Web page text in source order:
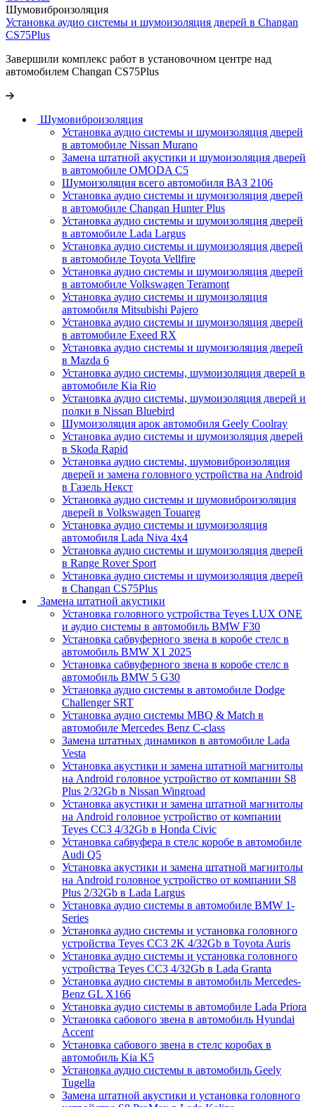
Шумовиброизоляция
Установка аудио системы и шумоизоляция дверей в Changan
CS75Plus
Завершили комплекс работ в установочном центре над
автомобилем Changan CS75Plus
Шумовиброизоляция
Установка аудио системы и шумоизоляция дверей
в автомобиле Nissan Murano
Замена штатной акустики и шумоизоляция дверей
в автомобиле OMODA C5
Шумоизоляция всего автомобиля ВАЗ 2106
Установка аудио системы и шумоизоляция дверей
в автомобиле Changan Hunter Plus
Установка аудио системы и шумоизоляция дверей
в автомобиле Lada Largus
Установка аудио системы и шумоизоляция дверей
в автомобиле Toyota Vellfire
Установка аудио системы и шумоизоляция дверей
в автомобиле Volkswagen Teramont
Установка аудио системы и шумоизоляция
автомобиля Mitsubishi Pajero
Установка аудио системы и шумоизоляция дверей
в автомобиле Exeed RX
Установка аудио системы и шумоизоляция дверей
в Mazda 6
Установка аудио системы, шумоизоляция дверей в
автомобиле Kia Rio
Установка аудио системы, шумоизоляция дверей и
полки в Nissan Bluebird
Шумоизоляция арок автомобиля Geely Coolray
Установка аудио системы и шумоизоляция дверей
в Skoda Rapid
Установка аудио системы, шумовиброизоляция
дверей и замена головного устройства на Android
в Газель Некст
Установка аудио системы и шумовиброизоляция
дверей в Volkswagen Touareg
Установка аудио системы и шумоизоляция
автомобиля Lada Niva 4x4
Установка аудио системы и шумоизоляция дверей
в Range Rover Sport
Установка аудио системы и шумоизоляция дверей
в Changan CS75Plus
Замена штатной акустики
Установка головного устройства Teyes LUX ONE
и аудио системы в автомобиль BMW F30
Установка сабвуферного звена в коробе стелс в
автомобиль BMW X1 2025
Установка сабвуферного звена в коробе стелс в
автомобиль BMW 5 G30
Установка аудио системы в автомобиле Dodge
Challenger SRT
Установка аудио системы MBQ & Match в
автомобиле Mercedes Benz C-class
Замена штатных динамиков в автомобиле Lada
Vesta
Установка акустики и замена штатной магнитолы
на Android головное устройство от компании S8
Plus 2/32Gb в Nissan Wingroad
Установка акустики и замена штатной магнитолы
на Android головное устройство от компании
Teyes CC3 4/32Gb в Honda Civic
Установка сабвуфера в стелс коробе в автомобиле
Audi Q5
Установка акустики и замена штатной магнитолы
на Android головное устройство от компании S8
Plus 2/32Gb в Lada Largus
Установка аудио системы в автомобиле BMW 1-
Series
Установка аудио системы и установка головного
устройства Teyes CC3 2K 4/32Gb в Toyota Auris
Установка аудио системы и установка головного
устройства Teyes CC3 4/32Gb в Lada Granta
Установка аудио системы в автомобиль Mercedes-
Benz GL X166
Установка аудио системы в автомобиле Lada Priora
Установка сабового звена в автомобиль Hyundai
Accent
Установка сабового звена в стелс коробах в
автомобиль Kia K5
Установка аудио системы в автомобиль Geely
Tugella
Замена штатной акустики и установка головного